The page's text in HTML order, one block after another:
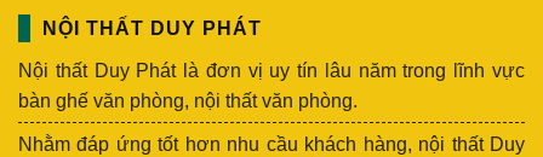
NỘI THẤT DUY PHÁT
Nội thất Duy Phát là đơn vị uy tín lâu năm trong lĩnh vực
bàn ghế văn phòng, nội thất văn phòng.
Nhằm đáp ứng tốt hơn nhu cầu khách hàng, nội thất Duy